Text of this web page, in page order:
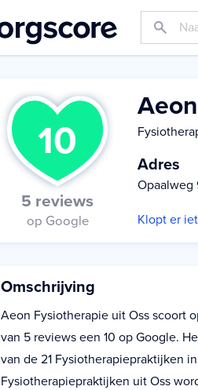
10
5 reviews
op Google
Adres
Opaalweg
Klopt er
Omschrijving
Aeon Fysiotherapie uit Oss scoort
van 5 reviews een 10 op Google.
van de 21 Fysiotherapiepraktijken in
Fysiotherapiepraktijken uit Oss